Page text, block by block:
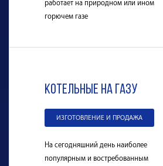
работает на природном или ином
горючем газе
Котельные на газу
ИЗГОТОВЛЕНИЕ И ПРОДАЖА
На сегодняшний день наиболее
популярным и востребованным